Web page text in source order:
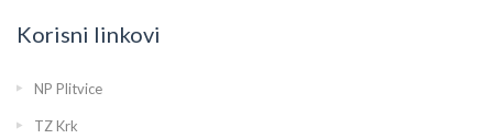
Korisni linkovi
NP Plitvice
TZ Krk